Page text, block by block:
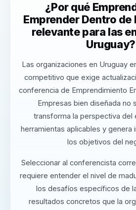
¿Por qué
Emprender Dentro de
relevante para las
Uruguay?
Las organizaciones en Uruguay
competitivo que exige
conferencia de Emprendimiento
Empresas bien diseñada
transforma la perspectiva del
herramientas aplicables y genera
los objetivos del
Seleccionar al conferencista
requiere entender el nivel de
los desafíos específicos de
resultados concretos que la